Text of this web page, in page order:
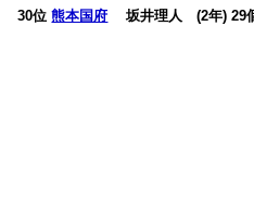
30位熊本国府 坂井理人 (2年) 29